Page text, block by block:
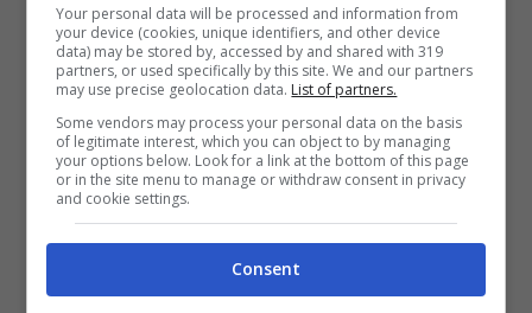
Grazie alla sua spiccata componente visiva, Tetris potrebbe
bloccare la formazione dei ricordi traumatici (Foto
Instagram @tetris_official) – videogiochi.com
Emily Holmes, professoressa di psicologia
presso il Dipartimento di Neuroscienze
Cliniche del Karolinska Institutet, ha passato
molti anni a studiare gli interventi
Your personal data will be processed and information from
your device (cookies, unique identifiers, and other device
data) may be stored by, accessed by and shared with 319
partners, or used specifically by this site. We and our partners
may use precise geolocation data. List of partners.
Some vendors may process your personal data on the basis
of legitimate interest, which you can object to by managing
your options below. Look for a link at the bottom of this page
or in the site menu to manage or withdraw consent in privacy
and cookie settings.
Consent